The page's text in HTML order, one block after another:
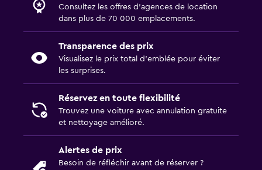
Consultez les offres d’agences de location
dans plus de 70 000 emplacements.
Transparence des prix
Visualisez le prix total d’emblée pour éviter
les surprises.
Réservez en toute flexibilité
Trouvez une voiture avec annulation gratuite
et nettoyage amélioré.
Alertes de prix
Besoin de réfléchir avant de réserver ?